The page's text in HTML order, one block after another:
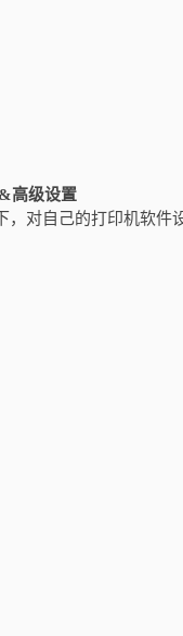
高级设置
对自己的打印机软件